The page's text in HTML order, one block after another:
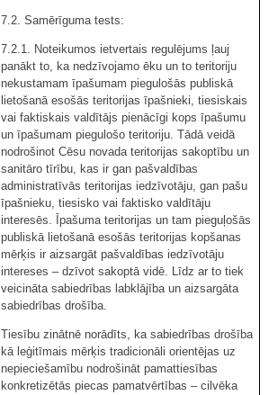
7.2. Samērīguma tests:
7.2.1. Noteikumos ietvertais regulējums ļauj
panākt to, ka nedzīvojamo ēku un to teritoriju
nekustamam īpašumam piegulošās publiskā
lietošanā esošās teritorijas īpašnieki, tiesiskais
vai faktiskais valdītājs pienācīgi kops īpašumu
un īpašumam piegulošo teritoriju. Tādā veidā
nodrošinot Cēsu novada teritorijas sakoptību un
sanitāro tīrību, kas ir gan pašvaldības
administratīvās teritorijas iedzīvotāju, gan pašu
īpašnieku, tiesisko vai faktisko valdītāju
interesēs. Īpašuma teritorijas un tam pieguļošās
publiskā lietošanā esošās teritorijas kopšanas
mērķis ir aizsargāt pašvaldības iedzīvotāju
intereses – dzīvot sakoptā vidē. Līdz ar to tiek
veicināta sabiedrības labklājība un aizsargāta
sabiedrības drošība.
Tiesību zinātnē norādīts, ka sabiedrības drošība
kā leģitīmais mērķis tradicionāli orientējas uz
nepieciešamību nodrošināt pamattiesības
konkretizētās piecas pamatvērtības – cilvēka